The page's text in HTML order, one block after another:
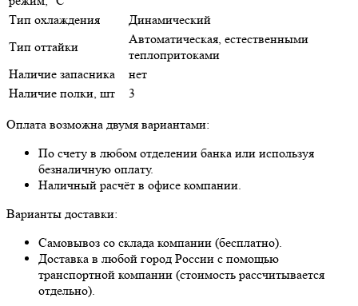
Тип охлаждения
Динамический
Тип оттайки
Автоматическая, естественными
теплопритоками
Наличие запасника
нет
Наличие полки, шт
3
Оплата возможна двумя вариантами:
По счету в любом отделении банка или используя
безналичную оплату.
Наличный расчёт в офисе компании.
Варианты доставки:
Самовывоз со склада компании (бесплатно).
Доставка в любой город России с помощью
транспортной компании (стоимость рассчитывается
отдельно).